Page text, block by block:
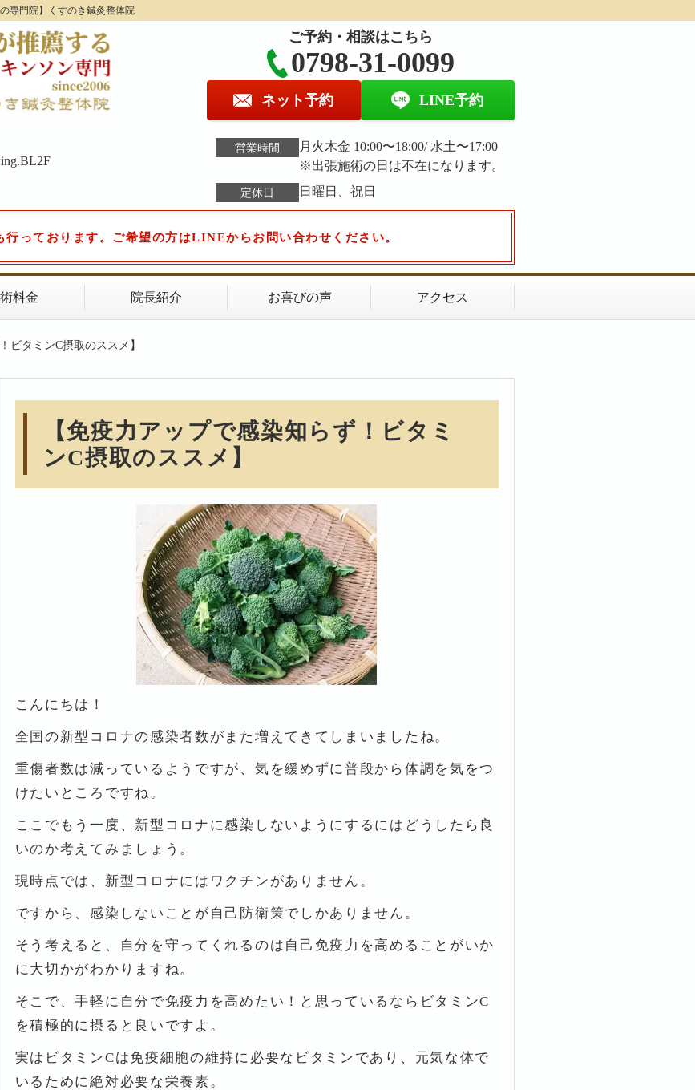
専門院】くすのき鍼灸整体院
ご予約・相談はこちら
0798-31-0099
ネット予約 LINE予約
営業時間
月火木金 10:00〜18:00/ 水土〜17:00
※出張施術の日は不在になります。
定休日 日曜日、祝日
行っております。ご希望の方はLINEからお問い合わせください。
料金 院長紹介 お喜びの声 アクセス
ビタミンC摂取のススメ】
【免疫力アップで感染知らず！ビタミ
ンC摂取のススメ】
こんにちは！
全国の新型コロナの感染者数がまた増えてきてしまいましたね。
重傷者数は減っているようですが、気を緩めずに普段から体調を気をつ
けたいところですね。
ここでもう一度、新型コロナに感染しないようにするにはどうしたら良
いのか考えてみましょう。
現時点では、新型コロナにはワクチンがありません。
ですから、感染しないことが自己防衛策でしかありません。
そう考えると、自分を守ってくれるのは自己免疫力を高めることがいか
に大切かがわかりますね。
そこで、手軽に自分で免疫力を高めたい！と思っているならビタミンC
を積極的に摂ると良いですよ。
実はビタミンCは免疫細胞の維持に必要なビタミンであり、元気な体で
いるために絶対必要な栄養素。